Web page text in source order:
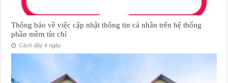
Thông báo về việc cập nhật thông tin cá nhân trên hệ thống
phần mềm tín chỉ
Cách đây 4 ngày